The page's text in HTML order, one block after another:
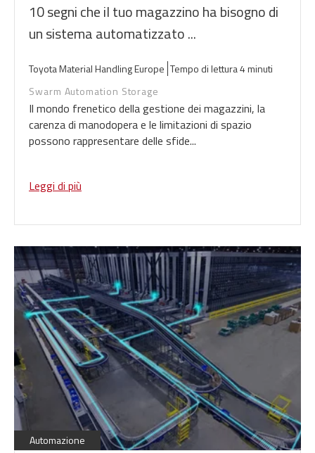
10 segni che il tuo magazzino ha bisogno di
un sistema automatizzato ...
Toyota Material Handling Europe Tempo di lettura 4 minuti
Swarm Automation Storage
Il mondo frenetico della gestione dei magazzini, la
carenza di manodopera e le limitazioni di spazio
possono rappresentare delle sfide...
Leggi di più
Automazione